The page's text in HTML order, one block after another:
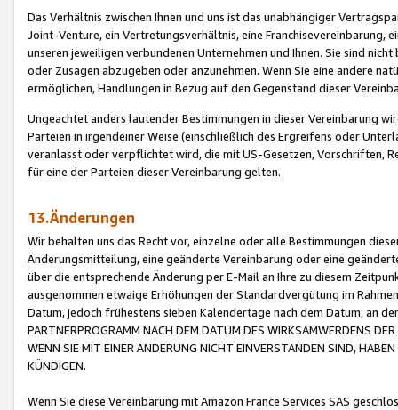
Das Verhältnis zwischen Ihnen und uns ist das unabhängiger
Joint-Venture, ein Vertretungsverhältnis, eine Franchisevereinbarung,
unseren jeweiligen verbundenen Unternehmen und Ihnen. Sie sind
oder Zusagen abzugeben oder anzunehmen. Wenn Sie eine andere
ermöglichen, Handlungen in Bezug auf den Gegenstand dieser
Ungeachtet anders lautender Bestimmungen in dieser Vereinbarung
Parteien in irgendeiner Weise (einschließlich des Ergreifens oder
veranlasst oder verpflichtet wird, die mit US-Gesetzen, Vorschriften,
für eine der Parteien dieser Vereinbarung gelten.
13.Änderungen
Wir behalten uns das Recht vor, einzelne oder alle Bestimmungen
Änderungsmitteilung, eine geänderte Vereinbarung oder eine
über die entsprechende Änderung per E-Mail an Ihre zu diesem
ausgenommen etwaige Erhöhungen der Standardvergütung im
Datum, jedoch frühestens sieben Kalendertage nach dem Datum, an
PARTNERPROGRAMM NACH DEM DATUM DES WIRKSAMWERDENS
WENN SIE MIT EINER ÄNDERUNG NICHT EINVERSTANDEN SIND,
KÜNDIGEN.
Wenn Sie diese Vereinbarung mit Amazon France Services SAS